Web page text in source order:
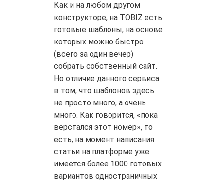
Как и на любом другом
конструкторе, на TOBIZ есть
готовые шаблоны, на основе
которых можно быстро
(всего за один вечер)
собрать собственный сайт.
Но отличие данного сервиса
в том, что шаблонов здесь
не просто много, а очень
много. Как говорится, «пока
верстался этот номер», то
есть, на момент написания
статьи на платформе уже
имеется более 1000 готовых
вариантов одностраничных